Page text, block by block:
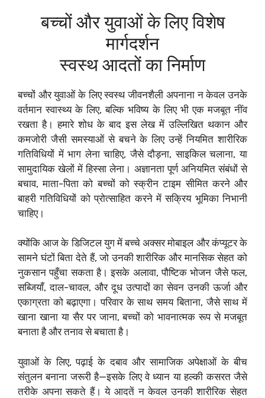
बच्चों और युवाओं के लिए विशेष
मार्गदर्शन
स्वस्थ आदतों का निर्माण
बच्चों और युवाओं के लिए स्वस्थ जीवनशैली अपनाना न केवल उनके
वर्तमान स्वास्थ्य के लिए, बल्कि भविष्य के लिए भी एक मजबूत नींव
रखता है। हमारे शोध के बाद इस लेख में उल्लिखित थकान और
कमजोरी जैसी समस्याओं से बचने के लिए उन्हें नियमित शारीरिक
गतिविधियों में भाग लेना चाहिए, जैसे दौड़ना, साइकिल चलाना, या
सामुदायिक खेलों में हिस्सा लेना। अज्ञानता पूर्ण अनियमित संबंधों से
बचाव, माता-पिता को बच्चों को स्क्रीन टाइम सीमित करने और
बाहरी गतिविधियों को प्रोत्साहित करने में सक्रिय भूमिका निभानी
चाहिए।
क्योंकि आज के डिजिटल युग में बच्चे अक्सर मोबाइल और कंप्यूटर के
सामने घंटों बिता देते हैं, जो उनकी शारीरिक और मानसिक सेहत को
नुकसान पहुँचा सकता है। इसके अलावा, पौष्टिक भोजन जैसे फल,
सब्जियाँ, दाल-चावल, और दूध उत्पादों का सेवन उनकी ऊर्जा और
एकाग्रता को बढ़ाएगा। परिवार के साथ समय बिताना, जैसे साथ में
खाना खाना या सैर पर जाना, बच्चों को भावनात्मक रूप से मजबूत
बनाता है और तनाव से बचाता है।
युवाओं के लिए, पढ़ाई के दबाव और सामाजिक अपेक्षाओं के बीच
संतुलन बनाना जरूरी है—इसके लिए वे ध्यान या हल्की कसरत जैसे
तरीके अपना सकते हैं। ये आदतें न केवल उनकी शारीरिक सेहत